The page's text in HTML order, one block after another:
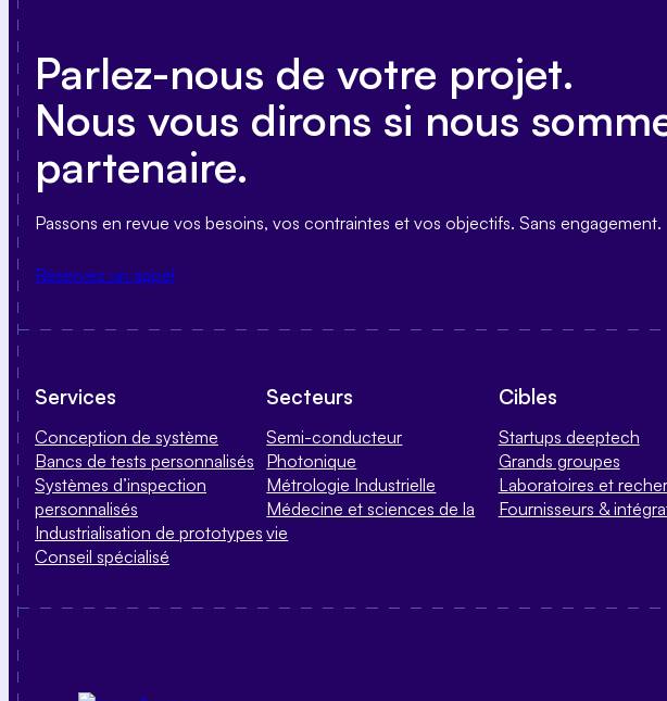
Parlez-nous de votre projet.
Nous vous dirons si nous
partenaire.
Passons en revue vos besoins, vos contraintes et vos objectifs. Sans engagement.
Réservez un appel
Services
Conception de système
Bancs de tests personnalisés
Systèmes d’inspection
personnalisés
Industrialisation de prototypes
Conseil spécialisé
Secteurs
Semi-conducteur
Photonique
Métrologie Industrielle
Médecine et sciences de la
vie
Cibles
Startups deeptech
Grands groupes
Laboratoires et
Fournisseurs &